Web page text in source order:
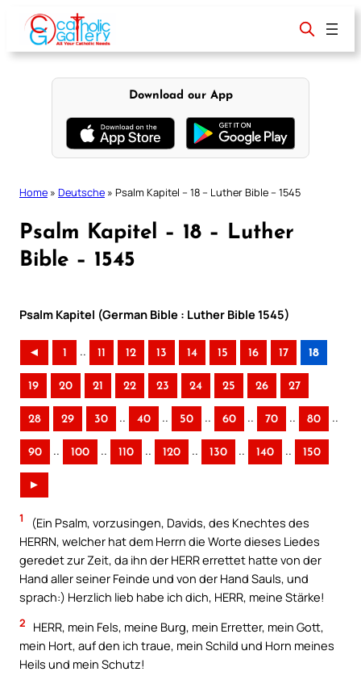
content
Download our App
Home » Deutsche » Psalm Kapitel – 18 – Luther Bible – 1545
Psalm Kapitel – 18 – Luther
Bible – 1545
Psalm Kapitel (German Bible : Luther Bible 1545)
◄ 1 .. 11 12 13 14 15 16 17 18
19 20 21 22 23 24 25 26 27
28 29 30 .. 40 .. 50 .. 60 .. 70 .. 80 ..
90 .. 100 .. 110 .. 120 .. 130 .. 140 .. 150
►
1
(Ein Psalm, vorzusingen, Davids, des Knechtes des
HERRN, welcher hat dem Herrn die Worte dieses Liedes
geredet zur Zeit, da ihn der HERR errettet hatte von der
Hand aller seiner Feinde und von der Hand Sauls, und
sprach:) Herzlich lieb habe ich dich, HERR, meine Stärke!
2
HERR, mein Fels, meine Burg, mein Erretter, mein Gott,
mein Hort, auf den ich traue, mein Schild und Horn meines
Heils und mein Schutz!